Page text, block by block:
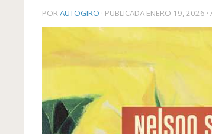
PORAUTOGIRO · PUBLICADA ENERO 19, 2026